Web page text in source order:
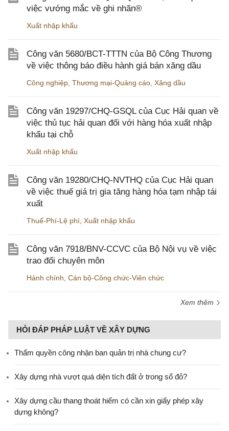
việc vướng mắc về ghi nhãn®
Xuất nhập khẩu
Công văn 5680/BCT-TTTN của Bộ Công Thương
về việc thông báo điều hành giá bán xăng dầu
Công nghiệp Thương mại-Quảng cáo Xăng dầu
Công văn 19297/CHQ-GSQL của Cục Hải quan về
việc thủ tục hải quan đối với hàng hóa xuất nhập
khẩu tại chỗ
Xuất nhập khẩu
Công văn 19280/CHQ-NVTHQ của Cục Hải quan
về việc thuế giá trị gia tăng hàng hóa tạm nhập tái
xuất
Thuế-Phí-Lệ phí Xuất nhập khẩu
Công văn 7918/BNV-CCVC của Bộ Nội vụ về việc
trao đổi chuyên môn
Hành chính Cán bộ-Công chức-Viên chức
Xem thêm
HỎI ĐÁP PHÁP LUẬT VỀ XÂY DỰNG
Thẩm quyền công nhận ban quản trị nhà chung cư?
Xây dựng nhà vượt quá diện tích đất ở trong sổ đỏ?
Xây dựng cầu thang thoát hiểm có cần xin giấy phép xây
dựng không?